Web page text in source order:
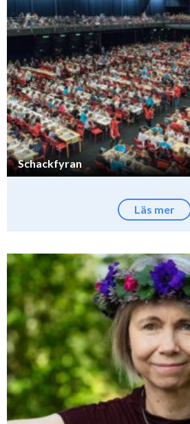
Schackfyran
Läs mer